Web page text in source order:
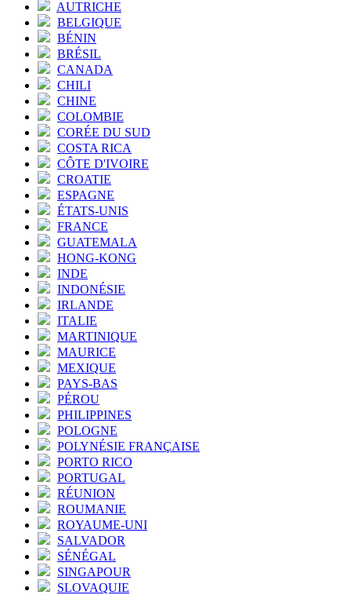
AUTRICHE
BELGIQUE
BÉNIN
BRÉSIL
CANADA
CHILI
CHINE
COLOMBIE
CORÉE DU SUD
COSTA RICA
CÔTE D'IVOIRE
CROATIE
ESPAGNE
ÉTATS-UNIS
FRANCE
GUATEMALA
HONG-KONG
INDE
INDONÉSIE
IRLANDE
ITALIE
MARTINIQUE
MAURICE
MEXIQUE
PAYS-BAS
PÉROU
PHILIPPINES
POLOGNE
POLYNÉSIE FRANÇAISE
PORTO RICO
PORTUGAL
RÉUNION
ROUMANIE
ROYAUME-UNI
SALVADOR
SÉNÉGAL
SINGAPOUR
SLOVAQUIE